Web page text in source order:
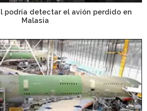
podría detectar el avión perdido en
Malasia